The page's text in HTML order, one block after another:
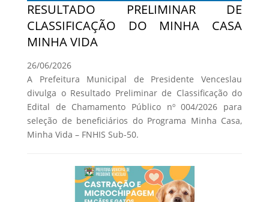
RESULTADO PRELIMINAR DE
CLASSIFICAÇÃO DO MINHA CASA
MINHA VIDA
26/06/2026
A Prefeitura Municipal de Presidente Venceslau
divulga o Resultado Preliminar de Classificação do
Edital de Chamamento Público nº 004/2026 para
seleção de beneficiários do Programa Minha Casa,
Minha Vida – FNHIS Sub-50.